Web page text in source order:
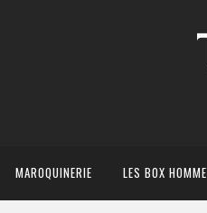
MAROQUINERIE LES BOX HOMME